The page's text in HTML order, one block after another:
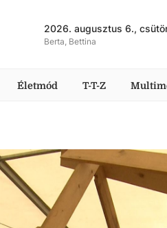
2026. augusztus 6.,
Berta, Bettina
Életmód T-T-Z